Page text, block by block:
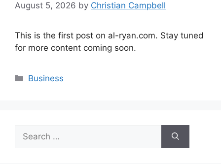
August 5, 2026 by Christian Campbell
This is the first post on al-ryan.com. Stay tuned
for more content coming soon.
Categories
Business
Search
for: